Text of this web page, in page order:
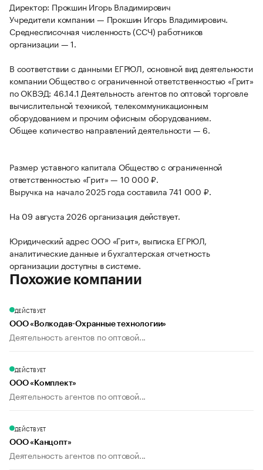
Директор: Прокшин Игорь Владимирович
Учредители компании — Прокшин Игорь Владимирович.
Среднесписочная численность (ССЧ) работников
организации — 1.
В соответствии с данными ЕГРЮЛ, основной вид деятельности
компании Общество с ограниченной ответственностью «Грит»
по ОКВЭД: 46.14.1 Деятельность агентов по оптовой торговле
вычислительной техникой, телекоммуникационным
оборудованием и прочим офисным оборудованием.
Общее количество направлений деятельности — 6.
Размер уставного капитала Общество с ограниченной
ответственностью «Грит» — 10 000 ₽.
Выручка на начало 2025 года составила 741 000 ₽.
На 09 августа 2026 организация действует.
Юридический адрес ООО «Грит», выписка ЕГРЮЛ,
аналитические данные и бухгалтерская отчетность
организации доступны в системе.
Похожие компании
ДЕЙСТВУЕТ
ООО «Волкодав-Охранные технологии»
Деятельность агентов по оптовой...
ДЕЙСТВУЕТ
ООО «Комплект»
Деятельность агентов по оптовой...
ДЕЙСТВУЕТ
ООО «Канцопт»
Деятельность агентов по оптовой...